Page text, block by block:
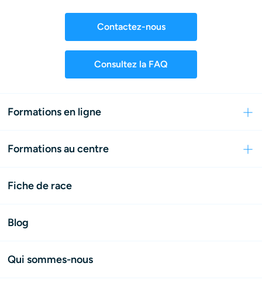
Contactez-nous
Consultez la FAQ
Formations en ligne
Formations au centre
Fiche de race
Blog
Qui sommes-nous